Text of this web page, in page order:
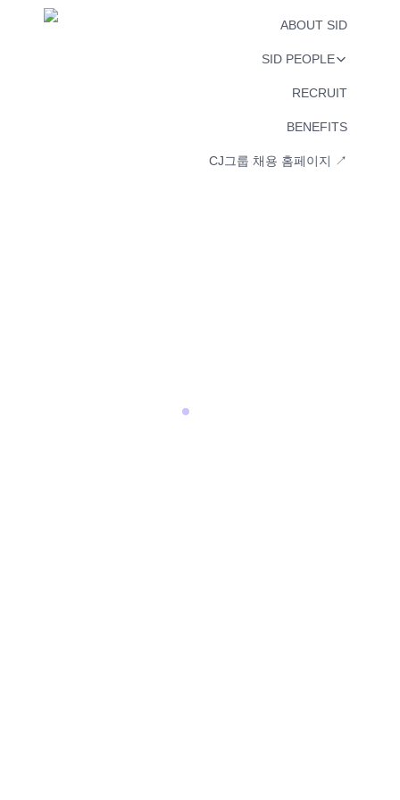
ABOUT SID
SID PEOPLE
RECRUIT
BENEFITS
CJ그룹 채용 홈페이지 ↗︎